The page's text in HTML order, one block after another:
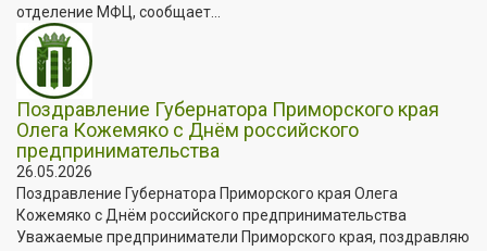
отделение МФЦ, сообщает...
Поздравление Губернатора Приморского края
Олега Кожемяко с Днём российского
предпринимательства
26.05.2026
Поздравление Губернатора Приморского края Олега
Кожемяко с Днём российского предпринимательства
Уважаемые предприниматели Приморского края, поздравляю